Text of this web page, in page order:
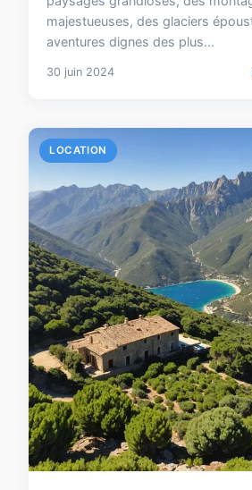
majestueuses, des glaciers
aventures dignes des plus...
30 juin 2024
LOCATION